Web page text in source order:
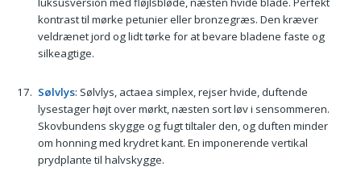
kontrast til mørke petunier eller bronzegræs. Den kræver
veldrænet jord og lidt tørke for at bevare bladene faste og
silkeagtige.
Sølvlys: Sølvlys, actaea simplex, rejser hvide, duftende
lysestager højt over mørkt, næsten sort løv i sensommeren.
Skovbundens skygge og fugt tiltaler den, og duften minder
om honning med krydret kant. En imponerende vertikal
prydplante til halvskygge.